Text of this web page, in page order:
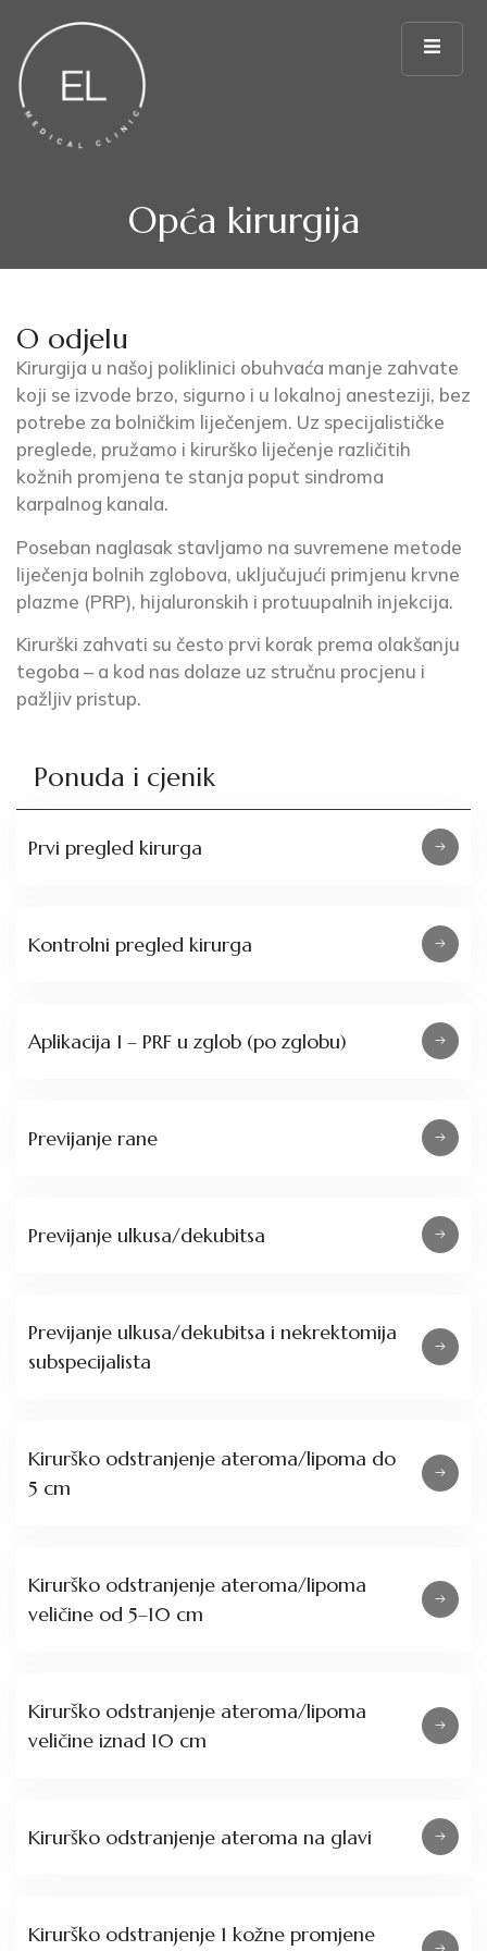
Opća kirurgija
O odjelu
Kirurgija u našoj poliklinici obuhvaća manje zahvate
koji se izvode brzo, sigurno i u lokalnoj anesteziji, bez
potrebe za bolničkim liječenjem. Uz specijalističke
preglede, pružamo i kirurško liječenje različitih
kožnih promjena te stanja poput sindroma
karpalnog kanala.
Poseban naglasak stavljamo na suvremene metode
liječenja bolnih zglobova, uključujući primjenu krvne
plazme (PRP), hijaluronskih i protuupalnih injekcija.
Kirurški zahvati su često prvi korak prema olakšanju
tegoba – a kod nas dolaze uz stručnu procjenu i
pažljiv pristup.
Ponuda i cjenik
Prvi pregled kirurga
Kontrolni pregled kirurga
Aplikacija I – PRF u zglob (po zglobu)
Previjanje rane
Previjanje ulkusa/dekubitsa
Previjanje ulkusa/dekubitsa i nekrektomija
subspecijalista
Kirurško odstranjenje ateroma/lipoma do
5 cm
Kirurško odstranjenje ateroma/lipoma
veličine od 5–10 cm
Kirurško odstranjenje ateroma/lipoma
veličine iznad 10 cm
Kirurško odstranjenje ateroma na glavi
Kirurško odstranjenje 1 kožne promjene